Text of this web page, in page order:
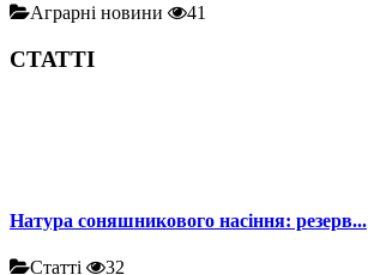
Аграрні новини 41
СТАТТІ
Натура соняшникового насіння: резерв...
Статті 32